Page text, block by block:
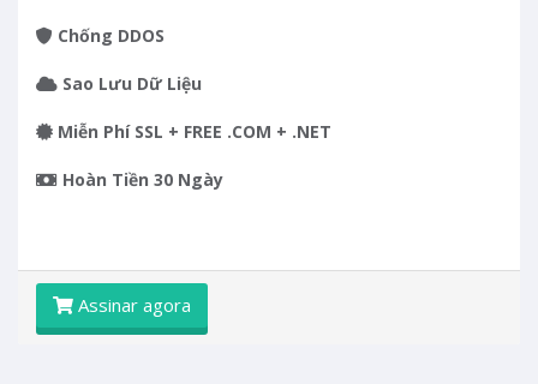
Chống DDOS
Sao Lưu Dữ Liệu
Miễn Phí SSL + FREE .COM + .NET
Hoàn Tiền 30 Ngày
Assinar agora